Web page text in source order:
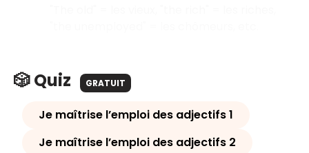
🎲 Quiz GRATUIT
Je maîtrise l’emploi des adjectifs 1
Je maîtrise l’emploi des adjectifs 2